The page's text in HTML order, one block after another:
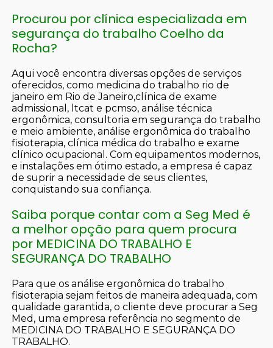
Procurou por clínica especializada em
segurança do trabalho Coelho da
Rocha?
Aqui você encontra diversas opções de serviços
oferecidos, como medicina do trabalho rio de
janeiro em Rio de Janeiro,clínica de exame
admissional, ltcat e pcmso, análise técnica
ergonômica, consultoria em segurança do trabalho
e meio ambiente, análise ergonômica do trabalho
fisioterapia, clínica médica do trabalho e exame
clínico ocupacional. Com equipamentos modernos,
e instalações em ótimo estado, a empresa é capaz
de suprir a necessidade de seus clientes,
conquistando sua confiança.
Saiba porque contar com a Seg Med é
a melhor opção para quem procura
por MEDICINA DO TRABALHO E
SEGURANÇA DO TRABALHO
Para que os análise ergonômica do trabalho
fisioterapia sejam feitos de maneira adequada, com
qualidade garantida, o cliente deve procurar a Seg
Med, uma empresa referência no segmento de
MEDICINA DO TRABALHO E SEGURANÇA DO
TRABALHO.